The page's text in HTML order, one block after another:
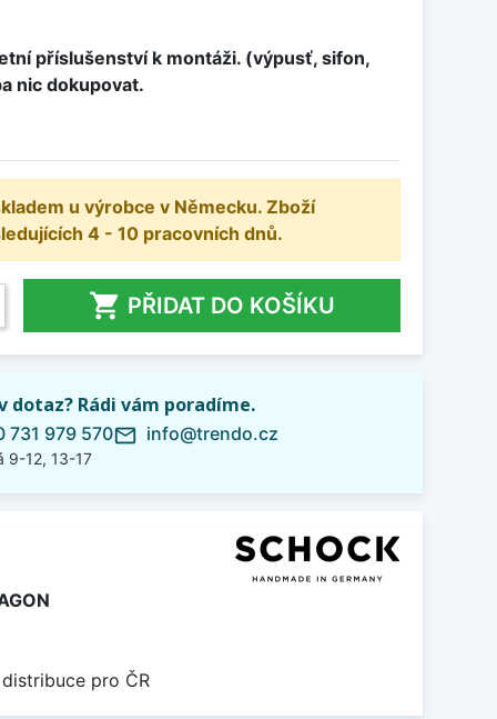
příslušenství k montáži. (výpusť, sifon,
nic dokupovat.
u výrobce v Německu. Zboží
4 - 10 pracovních dnů.
 PŘIDAT DO KOŠÍKU
dotaz? Rádi vám poradíme.
731 979 570
9-12, 13-17
mail_outline info@trendo.cz
pro ČR